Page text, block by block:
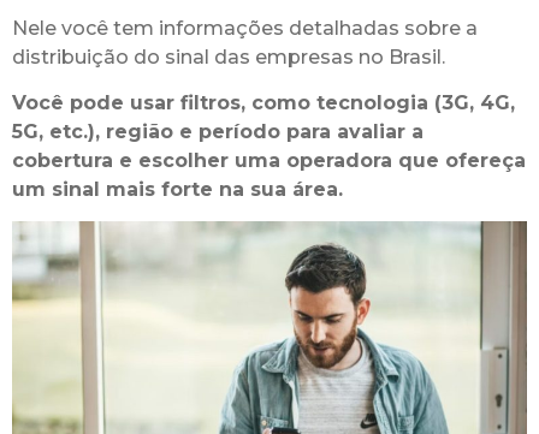
Nele você tem informações detalhadas sobre a
distribuição do sinal das empresas no Brasil.
Você pode usar filtros, como tecnologia (3G, 4G,
5G, etc.), região e período para avaliar a
cobertura e escolher uma operadora que ofereça
um sinal mais forte na sua área.